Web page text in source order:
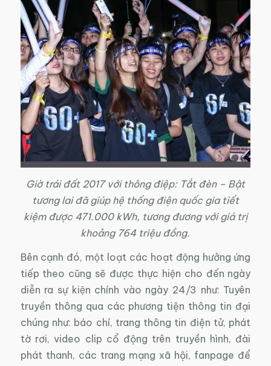
Giờ trái đất 2017 với thông điệp: Tắt đèn – Bật
tương lai đã giúp hệ thống điện quốc gia tiết
kiệm được 471.000 kWh, tương đương với giá trị
khoảng 764 triệu đồng.
Bên cạnh đó, một loạt các hoạt động hưởng ứng
tiếp theo cũng sẽ được thực hiện cho đến ngày
diễn ra sự kiện chính vào ngày 24/3 như: Tuyên
truyền thông qua các phương tiện thông tin đại
chúng như: báo chí, trang thông tin điện tử, phát
tờ rơi, video clip cổ động trên truyền hình, đài
phát thanh, các trang mạng xã hội, fanpage để